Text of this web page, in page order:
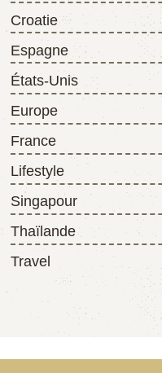
Croatie
Espagne
États-Unis
Europe
France
Lifestyle
Singapour
Thaïlande
Travel